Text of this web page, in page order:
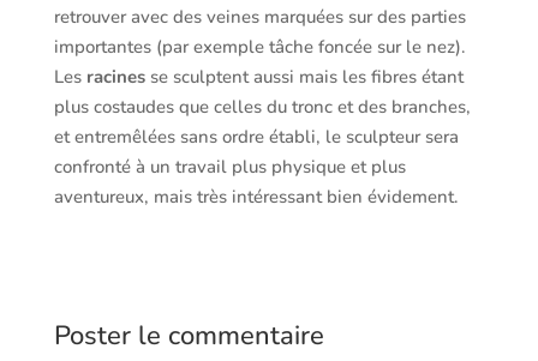
retrouver avec des veines marquées sur des parties
importantes (par exemple tâche foncée sur le nez).
Les racinesse sculptent aussi mais les fibres étant
plus costaudes que celles du tronc et des branches,
et entremêlées sans ordre établi, le sculpteur sera
confronté à un travail plus physique et plus
aventureux, mais très intéressant bien évidement.
Poster le commentaire